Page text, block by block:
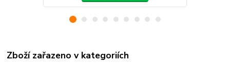
Zboží zařazeno v kategoriích